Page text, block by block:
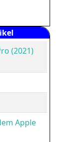
(2021)
Apple